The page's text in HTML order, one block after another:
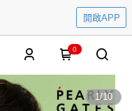
開啟APP
0
1/10